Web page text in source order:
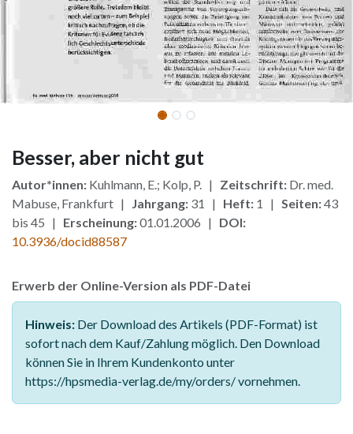
Besser, aber nicht gut
Autor*innen: Kuhlmann, E.; Kolp, P. | Zeitschrift: Dr. med.
Mabuse, Frankfurt |
Jahrgang: 31 | Heft: 1 | Seiten:43
bis 45 | Erscheinung:01.01.2006 | DOI:
10.3936/docid88587
Erwerb der Online-Version als PDF-Datei
Hinweis: Der Download des Artikels (PDF-Format) ist
sofort nach dem Kauf/Zahlung möglich. Den Download
können Sie in Ihrem Kundenkonto unter
https://hpsmedia-verlag.de/my/orders/ vornehmen.